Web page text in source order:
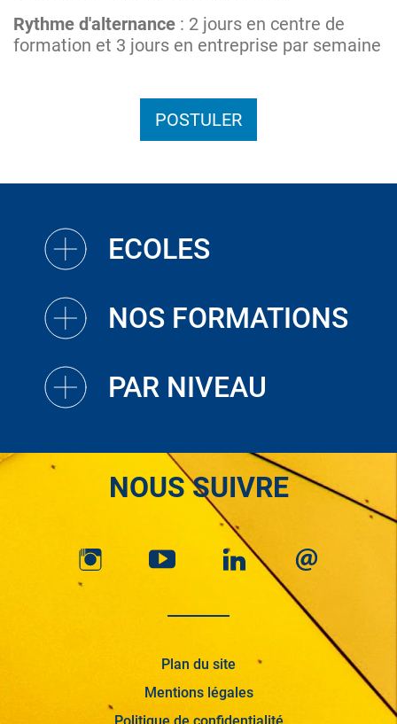
Rythme d'alternance : 2 jours en centre de
formation et 3 jours en entreprise par semaine
POSTULER
ECOLES
NOS FORMATIONS
PAR NIVEAU
NOUS SUIVRE
Plan du site
Mentions légales